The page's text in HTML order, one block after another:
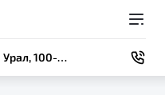
Коломна, тер. автодороги М5 Урал, 100-й км., стр 1